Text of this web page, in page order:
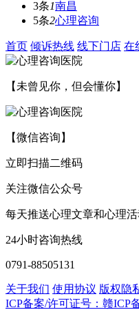
3条1南昌
5条2心理咨询
首页 倾诉热线 线下门店 在
【未曾见你，但会懂你】
【微信咨询】
立即扫描二维码
关注微信公众号
每天推送心理文章和心理活
24小时咨询热线
0791-88505131
关于我们 使用协议 版权隐
ICP备案/许可证号：赣ICP